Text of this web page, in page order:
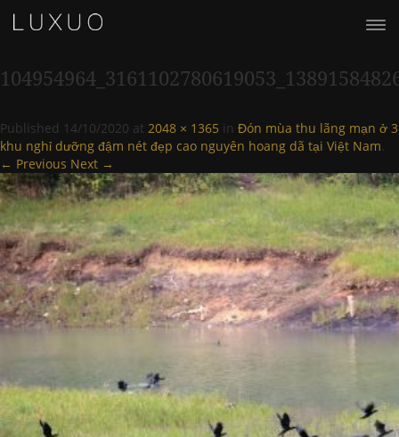
Published 14/10/2020 at 2048 × 1365 in Đón mùa thu lãng mạn ở 3
khu nghỉ dưỡng đậm nét đẹp cao nguyên hoang dã tại Việt Nam.
← Previous Next →